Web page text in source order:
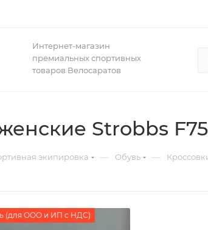
Интернет-магазин
премиальных спортивных
товаров Велосаратов
Strobbs
экипировка — Обувь —
(для ООО и ИП с НДС)